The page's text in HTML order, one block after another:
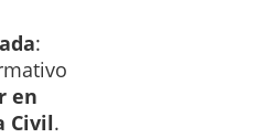
:
en
Civil.